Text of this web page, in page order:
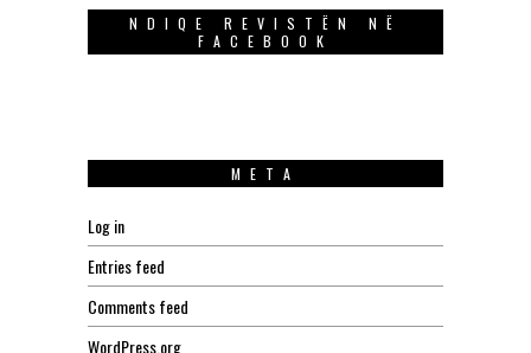
NDIQE REVISTËN NË
FACEBOOK
META
Log in
Entries feed
Comments feed
WordPress.org